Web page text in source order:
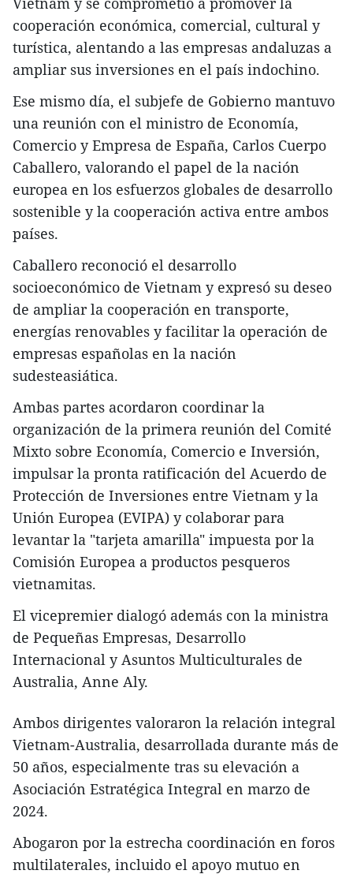
cooperación económica, comercial, cultural y
turística, alentando a las empresas andaluzas a
ampliar sus inversiones en el país indochino.
Ese mismo día, el subjefe de Gobierno mantuvo
una reunión con el ministro de Economía,
Comercio y Empresa de España, Carlos Cuerpo
Caballero, valorando el papel de la nación
europea en los esfuerzos globales de desarrollo
sostenible y la cooperación activa entre ambos
países.
Caballero reconoció el desarrollo
socioeconómico de Vietnam y expresó su deseo
de ampliar la cooperación en transporte,
energías renovables y facilitar la operación de
empresas españolas en la nación
sudesteasiática.
Ambas partes acordaron coordinar la
organización de la primera reunión del Comité
Mixto sobre Economía, Comercio e Inversión,
impulsar la pronta ratificación del Acuerdo de
Protección de Inversiones entre Vietnam y la
Unión Europea (EVIPA) y colaborar para
levantar la "tarjeta amarilla" impuesta por la
Comisión Europea a productos pesqueros
vietnamitas.
El vicepremier dialogó además con la ministra
de Pequeñas Empresas, Desarrollo
Internacional y Asuntos Multiculturales de
Australia, Anne Aly.
Ambos dirigentes valoraron la relación integral
Vietnam-Australia, desarrollada durante más de
50 años, especialmente tras su elevación a
Asociación Estratégica Integral en marzo de
2024.
Abogaron por la estrecha coordinación en foros
multilaterales, incluido el apoyo mutuo en